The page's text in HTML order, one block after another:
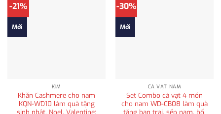
-21%
Mới
KIM
Khăn Cashmere cho nam
KQN-WD10 làm quà tặng
sinh nhật, Noel, Valentine;
-30%
Mới
CÀ VẠT NAM
Set Combo cà vạt 4 món
cho nam WD-CB08 làm quà
tặng bạn trai, sếp nam, bố,